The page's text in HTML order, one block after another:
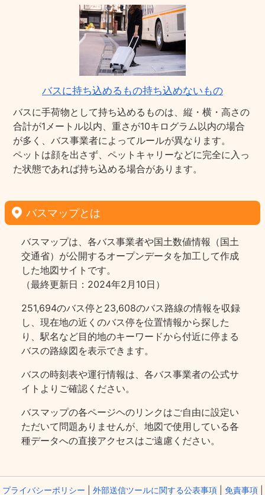
バスに持ち込めるもの持ち込めないもの
バスに手荷物として持ち込めるものは、縦・横・高さの
合計が1メートル以内、重さが10キログラム以内の場合
が多く、バス事業者によってルールが異なります。
ペットは顔を出さず、ペットキャリーなどに完全に入っ
た状態であれば持ち込める場合があります。
バスマップとは
バスマップは、各バス事業者や国土数値情報（国土
交通省）が公開するオープンデータを加工して作成
した地図サイトです。
（最終更新日：2024年2月10日）
251,694のバス停と23,608のバス路線の情報を収録
し、現在地の近くのバス停を位置情報から探した
り、駅名など目的地のキーワードから付近に停まる
バスの路線図を表示できます。
バスの時刻表や運行情報は、各バス事業者の公式サ
イトよりご確認ください。
バスマップの各ページヘのリンクはご自由に設定い
ただいて問題ありませんが、地図で使用している各
種データへの直接アクセスはご遠慮ください。
プライバシーポリシー 外部送信ツールに関する公表事項| 免責事項|